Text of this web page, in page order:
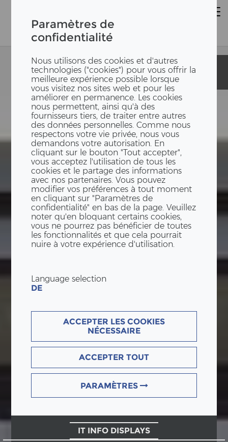
Paramètres de
confidentialité
Nous utilisons des cookies et d'autres
technologies ("cookies") pour vous offrir la
meilleure expérience possible lorsque
vous visitez nos sites web et pour les
améliorer en permanence. Les cookies
nous permettent, ainsi qu'à des
fournisseurs tiers, de traiter entre autres
des données personnelles. Comme nous
respectons votre vie privée, nous vous
demandons votre autorisation. En
cliquant sur le bouton "Tout accepter",
vous acceptez l'utilisation de tous les
cookies et le partage des informations
avec nos partenaires. Vous pouvez
modifier vos préférences à tout moment
en cliquant sur "Paramètres de
confidentialité" en bas de la page. Veuillez
noter qu'en bloquant certains cookies,
vous ne pourrez pas bénéficier de toutes
les fonctionnalités et que cela pourrait
nuire à votre expérience d'utilisation.
Language selection
DE
ACCEPTER LES COOKIES
NÉCESSAIRE
ACCEPTER TOUT
PARAMÈTRES
IT INFO DISPLAYS
Surélévation
Lokwerk
Surélévation
Lokwerk